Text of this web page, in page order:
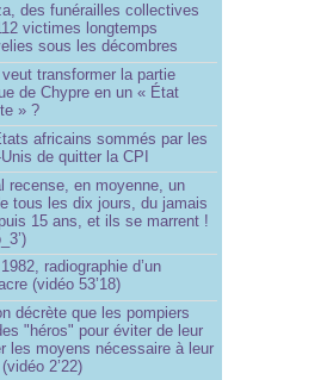
des funérailles collectives
victimes longtemps
sous les décombres
veut transformer la partie
de Chypre en un « État
» ?
africains sommés par les
de quitter la CPI
recense, en moyenne, un
tous les dix jours, du jamais
15 ans, et ils se marrent !
radiographie d’un
(vidéo 53’18)
décrète que les pompiers
"héros" pour éviter de leur
les moyens nécessaire à leur
2’22)